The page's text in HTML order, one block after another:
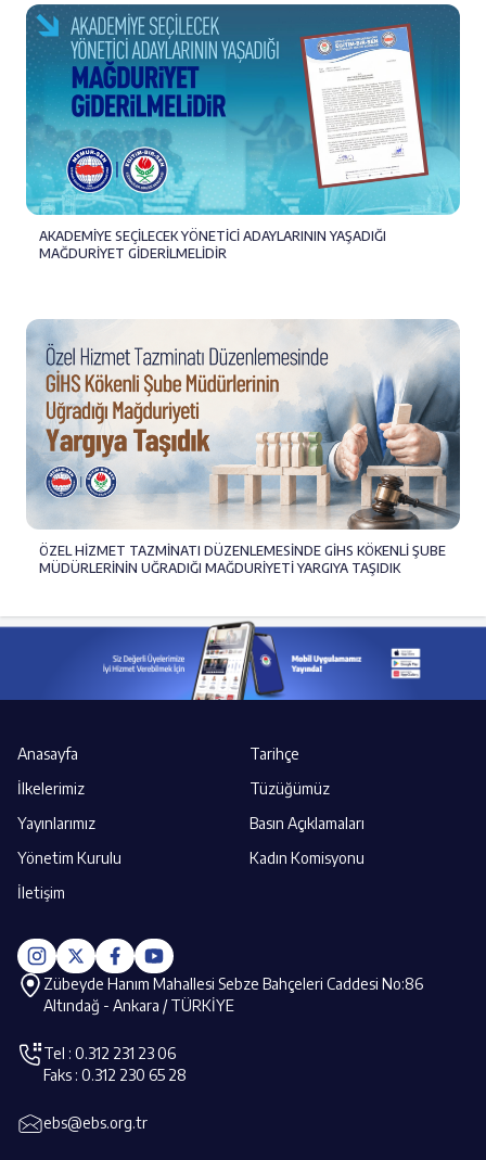
AKADEMİYE SEÇİLECEK YÖNETİCİ ADAYLARININ YAŞADIĞI
MAĞDURİYET GİDERİLMELİDİR
ÖZEL HİZMET TAZMİNATI DÜZENLEMESİNDE GİHS KÖKENLİ ŞUBE
MÜDÜRLERİNİN UĞRADIĞI MAĞDURİYETİ YARGIYA TAŞIDIK
Anasayfa
Tarihçe
İlkelerimiz
Tüzüğümüz
Yayınlarımız
Basın Açıklamaları
Yönetim Kurulu
Kadın Komisyonu
İletişim
Zübeyde Hanım Mahallesi Sebze Bahçeleri Caddesi No:86
Altındağ - Ankara / TÜRKİYE
Tel : 0.312 231 23 06
Faks : 0.312 230 65 28
ebs@ebs.org.tr